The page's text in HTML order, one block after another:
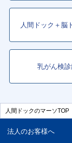
人間ドック＋脳
乳がん検
人間ドックのマーソTOP
法人のお客様へ